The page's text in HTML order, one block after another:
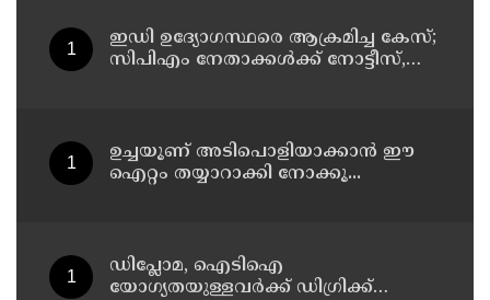
ഇഡി ഉദ്യോഗസ്ഥരെ ആക്രമിച്ച കേസ്;
സിപിഎം നേതാക്കൾക്ക് നോട്ടീസ്,
ഉച്ചയൂണ് അടിപൊളിയാക്കാൻ ഈ
ഐറ്റം തയ്യാറാക്കി നോക്കൂ...
ഡിപ്ലോമ, ഐടിഐ
യോഗ്യതയുള്ളവര്‍ക്ക് ഡിഗ്രിക്ക്